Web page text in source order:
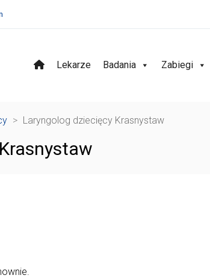
Lekarze Badania Zabiegi
> Laryngolog dziecięcy Krasnystaw